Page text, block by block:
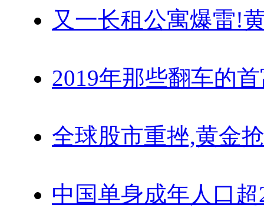
又一长租公寓爆雷!
2019年那些翻车的
全球股市重挫,黄金
中国单身成年人口超